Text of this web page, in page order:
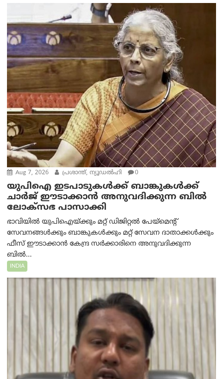
Aug 7, 2026 പ്രശാന്ത്, ന്യൂഡല്‍ഹി 0
യുപിഐ ഇടപാടുകൾക്ക് ബാങ്കുകൾക്ക്
ചാർജ് ഈടാക്കാൻ അനുവദിക്കുന്ന ബിൽ
ലോക്‌സഭ പാസാക്കി
ഭാവിയിൽ യുപിഐയ്ക്കും മറ്റ് ഡിജിറ്റൽ പേയ്‌മെന്റ്
സേവനങ്ങൾക്കും ബാങ്കുകൾക്കും മറ്റ് സേവന ദാതാക്കൾക്കും
ഫീസ് ഈടാക്കാൻ കേന്ദ്ര സർക്കാരിനെ അനുവദിക്കുന്ന
ബിൽ...
INDIA